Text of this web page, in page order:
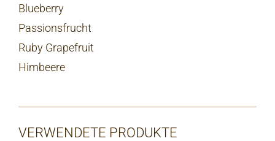
Blueberry
Passionsfrucht
Ruby Grapefruit
Himbeere
VERWENDETE PRODUKTE